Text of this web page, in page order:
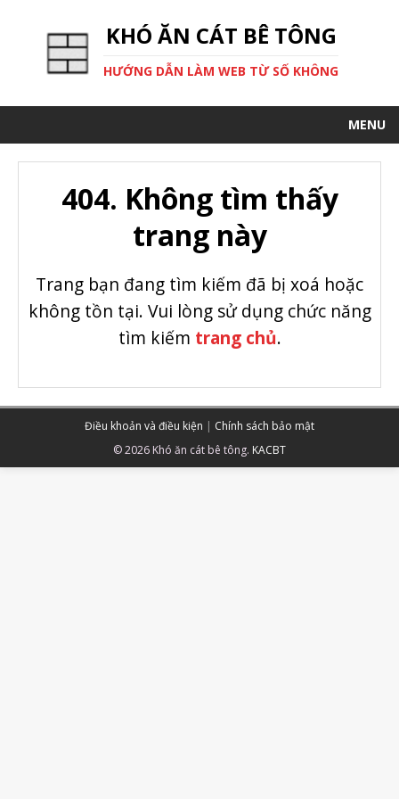
KHÓ ĂN CÁT BÊ TÔNG
HƯỚNG DẪN LÀM WEB TỪ SỐ KHÔNG
MENU
404. Không tìm thấy
trang này
Trang bạn đang tìm kiếm đã bị xoá hoặc
không tồn tại. Vui lòng sử dụng chức năng
tìm kiếm trang chủ.
Điều khoản và điều kiện | Chính sách bảo mật
© 2026 Khó ăn cát bê tông. KACBT